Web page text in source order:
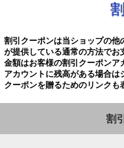
割引クーポンは当ショップの他
が提供している通常の方法でお
金額はお客様の割引クーポンア
アカウントに残高がある場合は
クーポンを贈るためのリンクも
割